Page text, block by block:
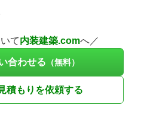
て内装建築.comへ／
合わせる （無料）
積もりを依頼する